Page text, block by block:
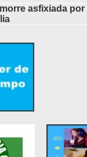
asfixiada